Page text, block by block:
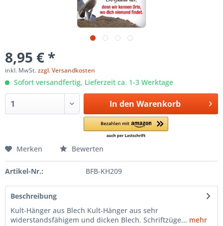
8,95 € *
inkl. MwSt.zzgl. Versandkosten
Sofort versandfertig, Lieferzeit ca. 1-3 Werktage
In den Warenkorb
Merken Bewerten
Artikel-Nr.: BFB-KH209
Beschreibung
Kult-Hänger aus Blech Kult-Hänger aus sehr
widerstandsfähigem und dicken Blech. Schriftzüge... mehr